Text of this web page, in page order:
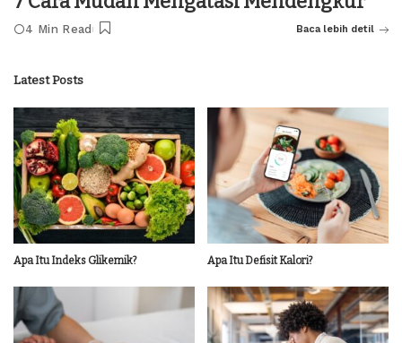
4 Min Read Baca lebih detil
Latest Posts
Apa Itu Indeks Glikemik? Apa Itu Defisit Kalori?